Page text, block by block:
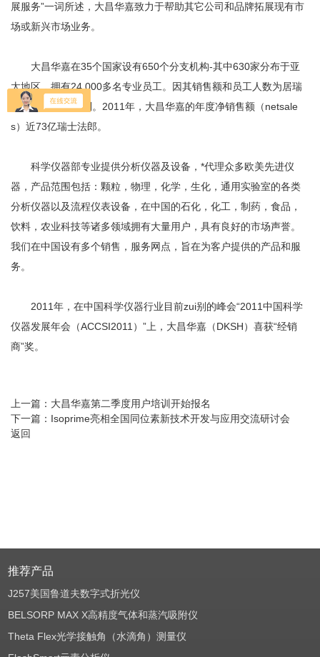
展服务”一词所述，大昌华嘉致力于帮助其它公司和品牌拓展现有市
场或新兴市场业务。
大昌华嘉在35个国家设有650个分支机构-其中630家分布于亚
太地区，拥有24,000多名专业员工。因其销售额和员工人数为居瑞
士前20大公司之列。2011年，大昌华嘉的年度净销售额（netsale
s）近73亿瑞士法郎。
科学仪器部专业提供分析仪器及设备，*代理众多欧美先进仪
器，产品范围包括：颗粒，物理，化学，生化，通用实验室的各类
分析仪器以及流程仪表设备，在中国的石化，化工，制药，食品，
饮料，农业科技等诸多领域拥有大量用户，具有良好的市场声誉。
我们在中国设有多个销售，服务网点，旨在为客户提供的产品和服
务。
2011年，在中国科学仪器行业目前zui别的峰会“2011中国科学
仪器发展年会（ACCSI2011）”上，大昌华嘉（DKSH）喜获“经销
商”奖。
上一篇： 大昌华嘉第二季度用户培训开始报名
下一篇： Isoprime亮相全国同位素新技术开发与应用交流研讨会
返回
推荐产品
J257美国鲁道夫数字式折光仪
BELSORP MAX X高精度气体和蒸汽吸附仪
Theta Flex光学接触角（水滴角）测量仪